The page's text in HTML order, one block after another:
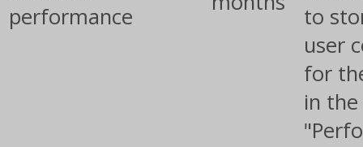
performance
to
user
for
in